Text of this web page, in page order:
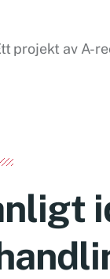
projekt av A-